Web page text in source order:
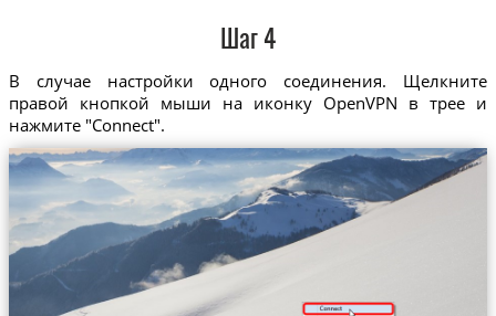
Шаг 4
В случае настройки одного соединения. Щелкните
правой кнопкой мыши на иконку OpenVPN в трее и
нажмите "Connect".